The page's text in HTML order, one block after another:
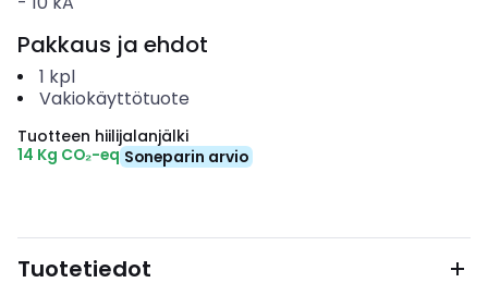
Pakkaus ja ehdot
1 kpl
Vakiokäyttötuote
Tuotteen hiilijalanjälki
14 Kg CO₂-eq Soneparin arvio
Tuotetiedot